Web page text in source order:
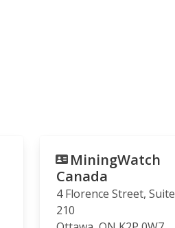
MiningWatch
Canada
4 Florence Street, Suite
210